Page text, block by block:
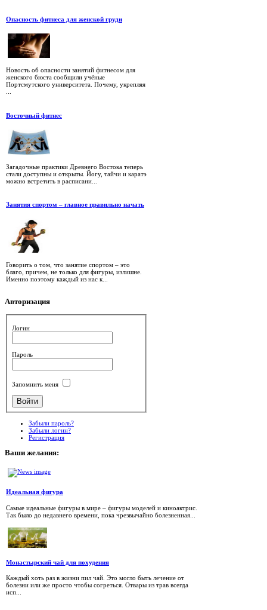
Опасность фитнеса для женской груди
Новость об опасности занятий фитнесом для
женского бюста сообщили учёные
Портсмутского университета. Почему, укрепляя
Восточный фитнес
Загадочные практики Древнего Востока теперь
стали доступны и открыты. Йогу, тайчи и каратэ
можно встретить в расписани...
Занятия спортом – главное правильно начать
Говорить о том, что занятие спортом – это
благо, причем, не только для фигуры, излишне.
Именно поэтому каждый из нас к...
Авторизация
Логин
Пароль
Запомнить меня
Забыли пароль?
Забыли логин?
Регистрация
Ваши желания:
Идеальная фигура
Самые идеальные фигуры в мире – фигуры моделей и киноактрис.
Так было до недавнего времени, пока чрезвычайно болезненная...
Монастырский чай для похудения
Каждый хоть раз в жизни пил чай. Это могло быть лечение от
болезни или же просто чтобы согреться. Отвары из трав всегда
исп...